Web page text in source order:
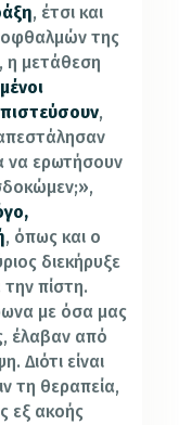
, έτσι και
οφθαλμών της
η μετάθεση
,
να ερωτήσουν
, όπως και ο
διεκήρυξε
την πίστη.
με όσα μας
έλαβαν από
Διότι είναι
τη θεραπεία,
εξ ακοής